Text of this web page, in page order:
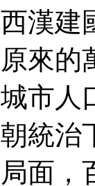
漢建
來
市
統治
面，